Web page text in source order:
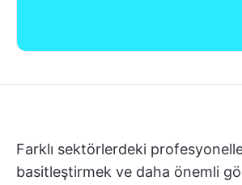
Farklı sektörlerdeki
basitleştirmek ve daha önemli